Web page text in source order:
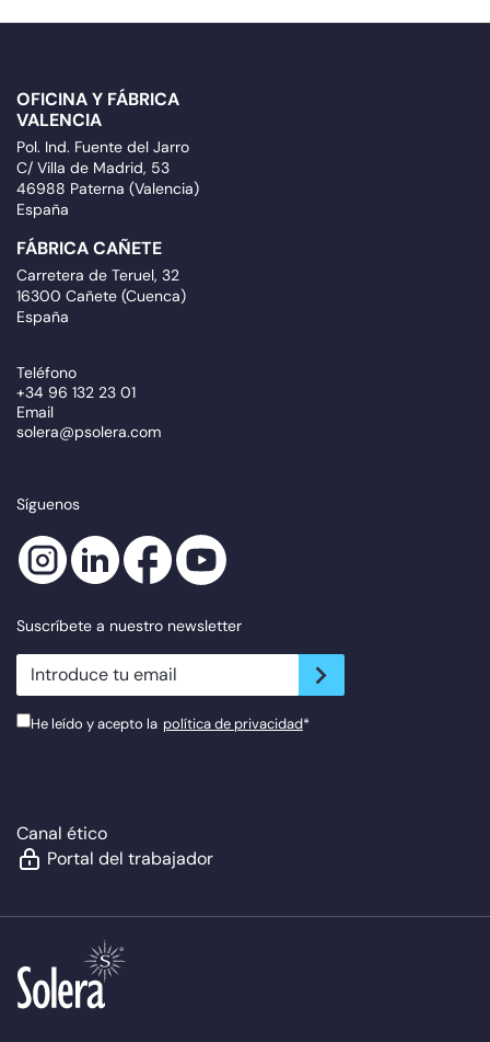
OFICINA Y FÁBRICA
VALENCIA
Pol. Ind. Fuente del Jarro
C/ Villa de Madrid, 53
46988 Paterna (Valencia)
España
FÁBRICA CAÑETE
Carretera de Teruel, 32
16300 Cañete (Cuenca)
España
Teléfono
+34 96 132 23 01
Email
solera@psolera.com
Síguenos
Suscríbete a nuestro newsletter
newsletter.suscribe
He leído y acepto la política de privacidad*
Canal ético
Portal del trabajador